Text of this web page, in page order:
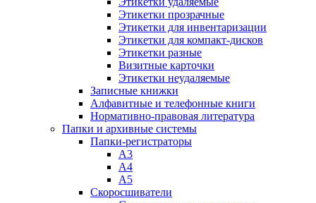
Этикетки прозрачные
Этикетки для инвентаризации
Этикетки для компакт-дисков
Этикетки разные
Визитные карточки
Этикетки неудаляемые
Записные книжки
Алфавитные и телефонные книги
Нормативно-правовая литература
Папки и архивные системы
Папки-регистраторы
А3
А4
А5
Скоросшиватели